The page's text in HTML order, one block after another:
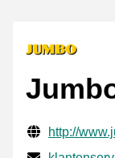
Informazioni di
Website URL
http://